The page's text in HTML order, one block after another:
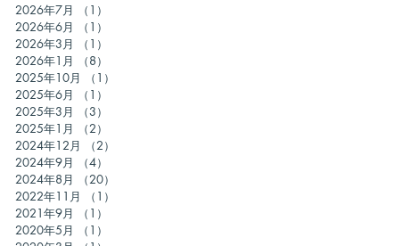
2026年7月 （1）
2026年6月
（1）
2026年3月
（1）
2026年1月
（8）
2025年10月
（1）
2025年6月
（1）
2025年3月
（3）
2025年1月
（2）
2024年12月
（2）
2024年9月
（4）
2024年8月
（20）
2022年11月
（1）
2021年9月
（1）
2020年5月
（1）